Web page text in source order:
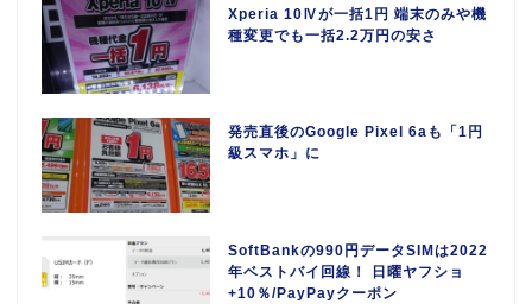
Xperia 10Ⅳが一括1円 端末のみや機
種変更でも一括2.2万円の安さ
発売直後のGoogle Pixel 6aも「1円
級スマホ」に
SoftBankの990円データSIMは2022
年ベストバイ回線！ 日曜ヤフショ
+10％/PayPayクーポン